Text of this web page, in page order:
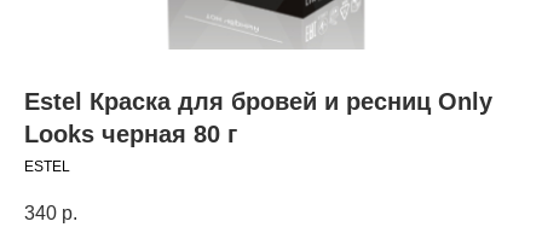
Estel Краска для бровей и ресниц Only
Looks черная 80 г
ESTEL
340 р.